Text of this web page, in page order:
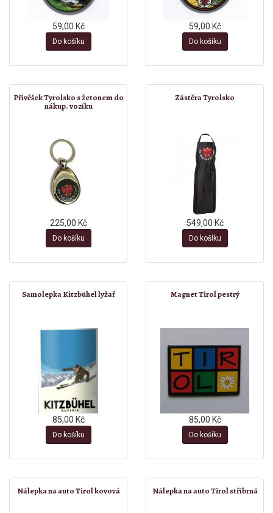
59,00 Kč
Do košíku
59,00 Kč
Do košíku
Přívěšek Tyrolsko s žetonem do
nákup. vozíku
225,00 Kč
Do košíku
Zástěra Tyrolsko
549,00 Kč
Do košíku
Samolepka Kitzbühel lyžař
85,00 Kč
Do košíku
Magnet Tirol pestrý
85,00 Kč
Do košíku
Nálepka na auto Tirol kovová Nálepka na auto Tirol stříbrná